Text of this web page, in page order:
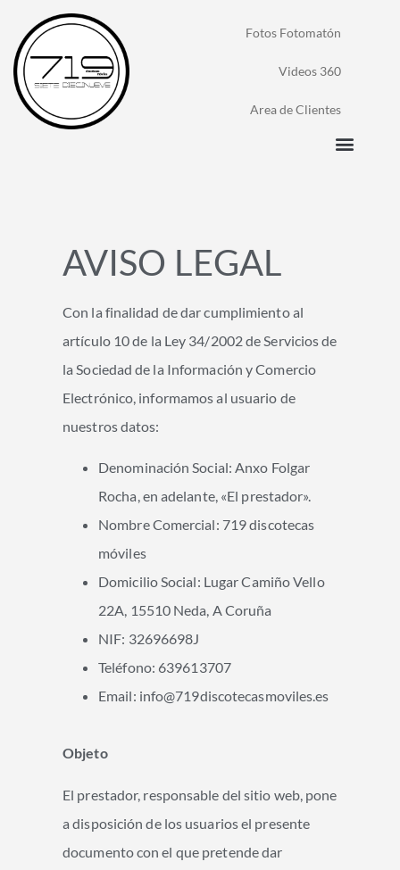
Fotos Fotomatón
Videos 360
Area de Clientes
AVISO LEGAL
Con la finalidad de dar cumplimiento al
artículo 10 de la Ley 34/2002 de Servicios de
la Sociedad de la Información y Comercio
Electrónico, informamos al usuario de
nuestros datos:
Denominación Social: Anxo Folgar
Rocha, en adelante, «El prestador».
Nombre Comercial: 719 discotecas
móviles
Domicilio Social: Lugar Camiño Vello
22A, 15510 Neda, A Coruña
NIF: 32696698J
Teléfono: 639613707
Email: info@719discotecasmoviles.es
Objeto
El prestador, responsable del sitio web, pone
a disposición de los usuarios el presente
documento con el que pretende dar